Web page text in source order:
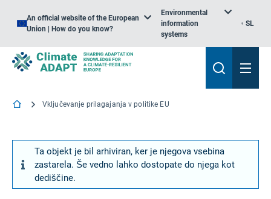
An official website of the European
Union | How do you know?
Environmental
information
systems
SL
Vključevanje prilagajanja v politike EU
Ta objekt je bil arhiviran, ker je njegova vsebina
zastarela. Še vedno lahko dostopate do njega kot
dediščine.